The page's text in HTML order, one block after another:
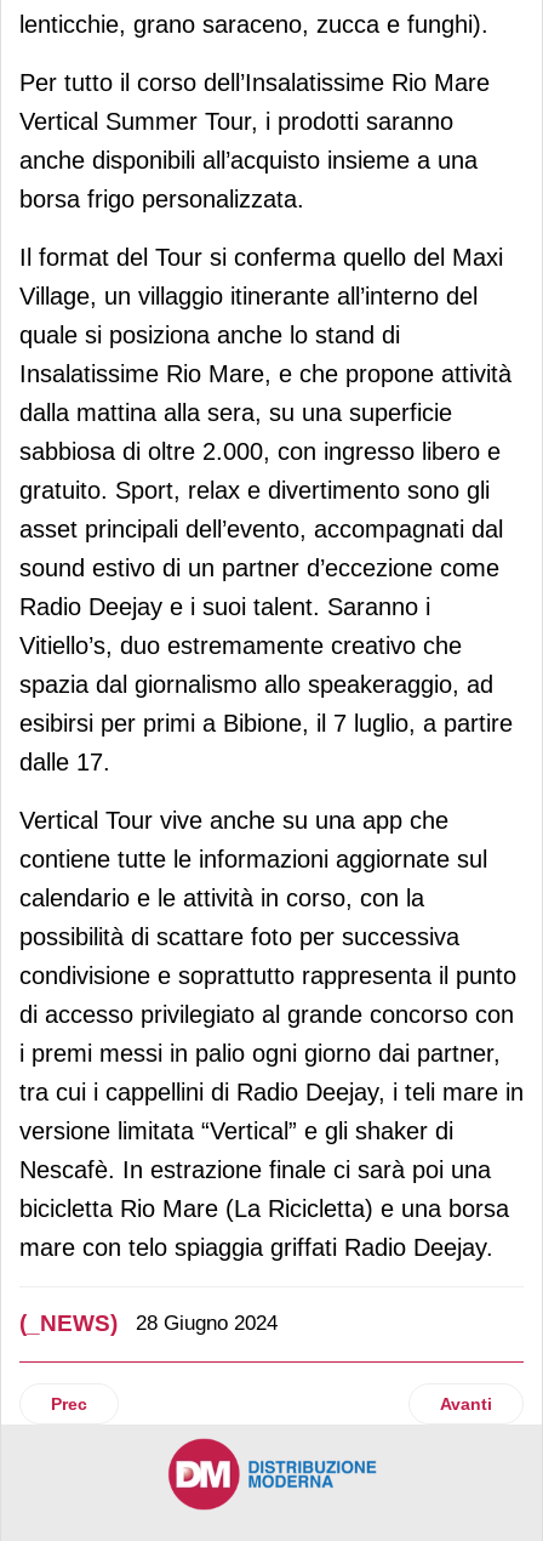
lenticchie, grano saraceno, zucca e funghi).
Per tutto il corso dell’Insalatissime Rio Mare
Vertical Summer Tour, i prodotti saranno
anche disponibili all’acquisto insieme a una
borsa frigo personalizzata.
Il format del Tour si conferma quello del Maxi
Village, un villaggio itinerante all’interno del
quale si posiziona anche lo stand di
Insalatissime Rio Mare, e che propone attività
dalla mattina alla sera, su una superficie
sabbiosa di oltre 2.000, con ingresso libero e
gratuito. Sport, relax e divertimento sono gli
asset principali dell’evento, accompagnati dal
sound estivo di un partner d’eccezione come
Radio Deejay e i suoi talent. Saranno i
Vitiello’s, duo estremamente creativo che
spazia dal giornalismo allo speakeraggio, ad
esibirsi per primi a Bibione, il 7 luglio, a partire
dalle 17.
Vertical Tour vive anche su una app che
contiene tutte le informazioni aggiornate sul
calendario e le attività in corso, con la
possibilità di scattare foto per successiva
condivisione e soprattutto rappresenta il punto
di accesso privilegiato al grande concorso con
i premi messi in palio ogni giorno dai partner,
tra cui i cappellini di Radio Deejay, i teli mare in
versione limitata “Vertical” e gli shaker di
Nescafè. In estrazione finale ci sarà poi una
bicicletta Rio Mare (La Ricicletta) e una borsa
mare con telo spiaggia griffati Radio Deejay.
(_NEWS) 28 Giugno 2024
Articolo precedente: Dole fa squadra con Pallacanestro
Prec Articolo
Avanti